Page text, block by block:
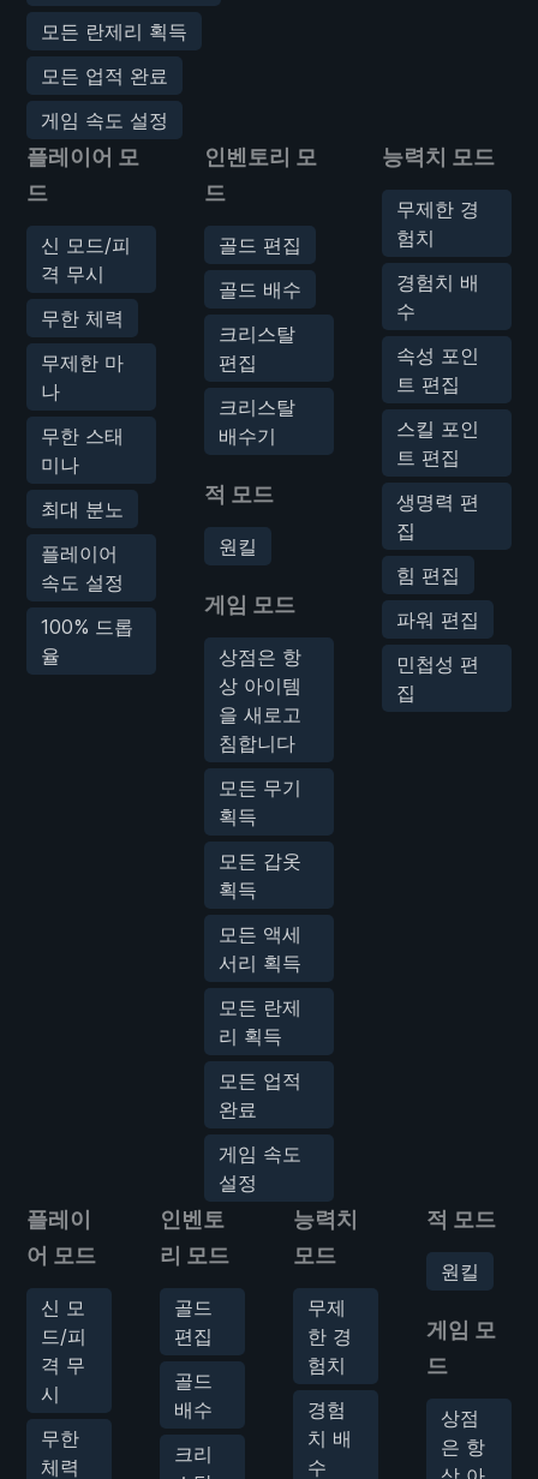
모든 란제리 획득
모든 업적 완료
게임 속도 설정
플레이어 모
드
신 모드/피
격 무시
무한 체력
무제한 마
나
무한 스태
미나
최대 분노
플레이어
속도 설정
100% 드롭
율
인벤토리 모
드
골드 편집
골드 배수
크리스탈
편집
크리스탈
배수기
적 모드
원킬
게임 모드
상점은 항
상 아이템
을 새로고
침합니다
모든 무기
획득
모든 갑옷
획득
모든 액세
서리 획득
모든 란제
리 획득
모든 업적
완료
게임 속도
설정
능력치 모드
무제한 경
험치
경험치 배
수
속성 포인
트 편집
스킬 포인
트 편집
생명력 편
집
힘 편집
파워 편집
민첩성 편
집
플레이
어 모드
신 모
드/피
격 무
시
무한
체력
인벤토
리 모드
골드
편집
골드
배수
크리
능력치
모드
무제
한 경
험치
경험
치 배
수
적 모드
원킬
게임 모
드
상점
은 항